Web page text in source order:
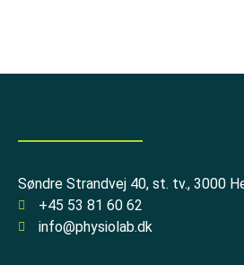
Søndre Strandvej 40, st. tv., 3000
+45 53 81 60 62
info@physiolab.dk